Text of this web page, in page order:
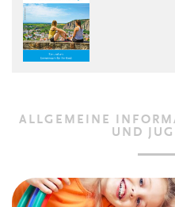
ALLGEMEINE
UND